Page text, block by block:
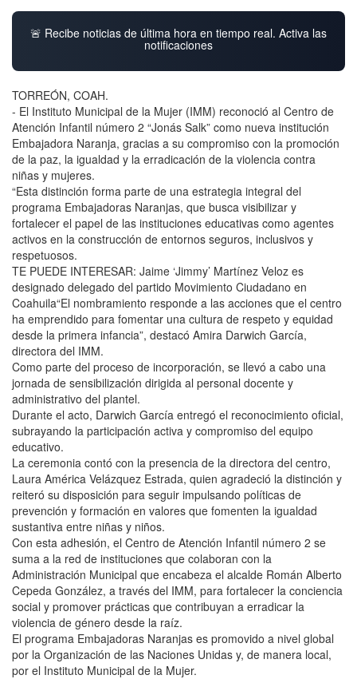
🚨 Recibe noticias de última hora en tiempo real. Activa las
notificaciones
TORREÓN, COAH.
- El Instituto Municipal de la Mujer (IMM) reconoció al Centro de
Atención Infantil número 2 “Jonás Salk” como nueva institución
Embajadora Naranja, gracias a su compromiso con la promoción
de la paz, la igualdad y la erradicación de la violencia contra
niñas y mujeres.
“Esta distinción forma parte de una estrategia integral del
programa Embajadoras Naranjas, que busca visibilizar y
fortalecer el papel de las instituciones educativas como agentes
activos en la construcción de entornos seguros, inclusivos y
respetuosos.
TE PUEDE INTERESAR: Jaime ‘Jimmy’ Martínez Veloz es
designado delegado del partido Movimiento Ciudadano en
Coahuila“El nombramiento responde a las acciones que el centro
ha emprendido para fomentar una cultura de respeto y equidad
desde la primera infancia”, destacó Amira Darwich García,
directora del IMM.
Como parte del proceso de incorporación, se llevó a cabo una
jornada de sensibilización dirigida al personal docente y
administrativo del plantel.
Durante el acto, Darwich García entregó el reconocimiento oficial,
subrayando la participación activa y compromiso del equipo
educativo.
La ceremonia contó con la presencia de la directora del centro,
Laura América Velázquez Estrada, quien agradeció la distinción y
reiteró su disposición para seguir impulsando políticas de
prevención y formación en valores que fomenten la igualdad
sustantiva entre niñas y niños.
Con esta adhesión, el Centro de Atención Infantil número 2 se
suma a la red de instituciones que colaboran con la
Administración Municipal que encabeza el alcalde Román Alberto
Cepeda González, a través del IMM, para fortalecer la conciencia
social y promover prácticas que contribuyan a erradicar la
violencia de género desde la raíz.
El programa Embajadoras Naranjas es promovido a nivel global
por la Organización de las Naciones Unidas y, de manera local,
por el Instituto Municipal de la Mujer.